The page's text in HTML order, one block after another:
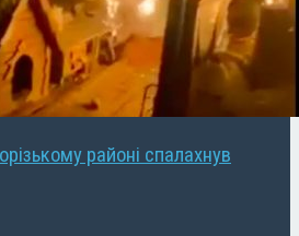
районі спалахнув